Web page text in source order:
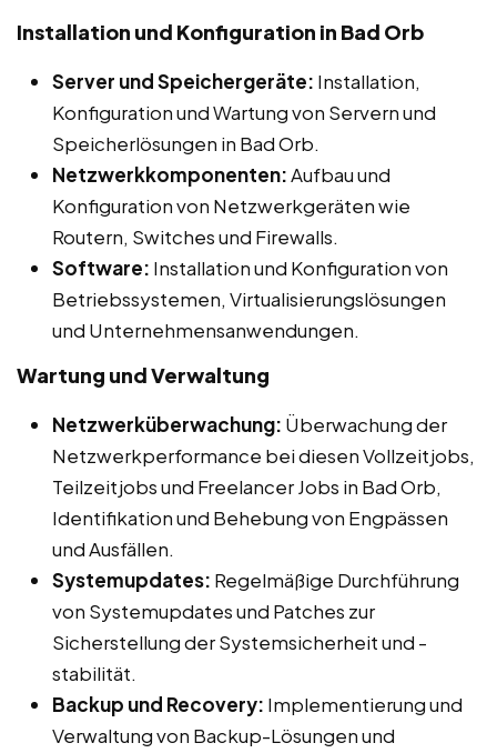
Installation und Konfiguration in Bad Orb
Server und Speichergeräte: Installation,
Konfiguration und Wartung von Servern und
Speicherlösungen in Bad Orb.
Netzwerkkomponenten:Aufbau und
Konfiguration von Netzwerkgeräten wie
Routern, Switches und Firewalls.
Software: Installation und Konfiguration von
Betriebssystemen, Virtualisierungslösungen
und Unternehmensanwendungen.
Wartung und Verwaltung
Netzwerküberwachung: Überwachung der
Netzwerkperformance bei diesen Vollzeitjobs,
Teilzeitjobs und Freelancer Jobs in Bad Orb,
Identifikation und Behebung von Engpässen
und Ausfällen.
Systemupdates: Regelmäßige Durchführung
von Systemupdates und Patches zur
Sicherstellung der Systemsicherheit und -
stabilität.
Backup und Recovery: Implementierung und
Verwaltung von Backup-Lösungen und